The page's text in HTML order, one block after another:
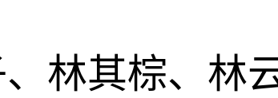
林其棕、林